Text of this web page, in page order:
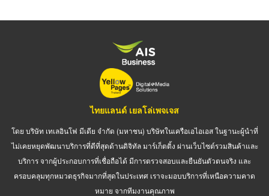
ไทยแลนด์ เยลโล่เพจเจส
โดย บริษัท เทเลอินโฟ มีเดีย จำกัด (มหาชน) บริษัทในเครือเอไอเอส ในฐานะผู้นำที่
ไม่เคยหยุดพัฒนาบริการที่ดีที่สุดด้านดิจิทัล มาร์เก็ตติ้ง ผ่านเว็บไซต์รวมสินค้าและ
บริการ จากผู้ประกอบการที่เชื่อถือได้ มีการตรวจสอบและยืนยันตัวตนจริง และ
ครอบคลุมทุกหมวดธุรกิจมากที่สุดในประเทศ เราจะมอบบริการที่เหนือความคาด
หมาย จากทีมงานคุณภาพ